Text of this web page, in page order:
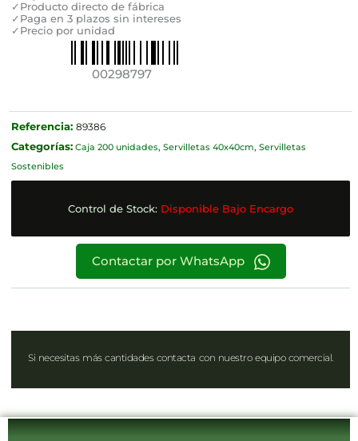
✓Producto directo de fábrica
✓Paga en 3 plazos sin intereses
✓Precio por unidad
00298797
Referencia: 89386
Categorías: Caja 200 unidades, Servilletas 40x40cm, Servilletas
Sostenibles
Control de Stock: Disponible Bajo Encargo
Contactar por WhatsApp
Si necesitas más cantidades contacta con nuestro equipo comercial.